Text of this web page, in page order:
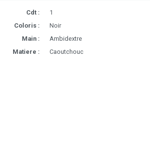
Cdt :
1
Coloris :
Noir
Main :
Ambidextre
Matiere :
Caoutchouc